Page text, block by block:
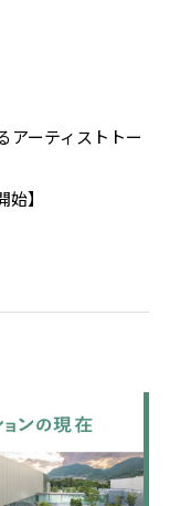
アーティストトー
】